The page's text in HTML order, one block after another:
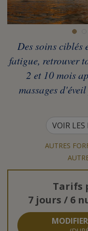
Des soins
fatigue, retrouver
2 et 10 mois
massages
VOIR
AUTRES
Tarifs
7 jours / 6